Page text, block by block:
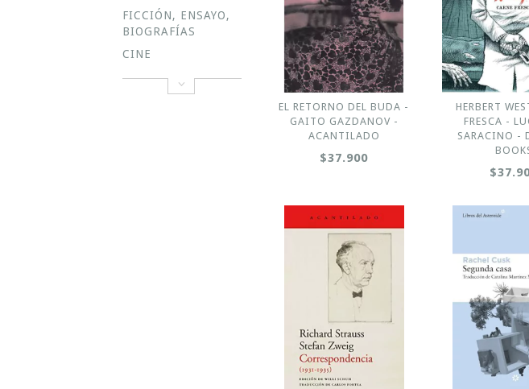
FICCIÓN, ENSAYO,
BIOGRAFÍAS
CINE
EL RETORNO DEL BUDA -
GAITO GAZDANOV -
ACANTILADO
$37.900
HERBERT
FRESCA -
SARACINO -